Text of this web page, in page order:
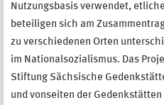
Nutzungsbasis verwendet,
beteiligen sich am
zu verschiedenen Orten
im Nationalsozialismus. Das
Stiftung Sächsische
und vonseiten der